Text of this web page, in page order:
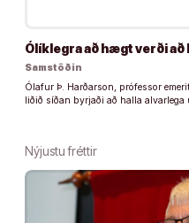
Ólíklegra að hægt verði að
Samstöðin
Ólafur Þ. Harðarson, prófessor
liðið síðan byrjaði að halla
Nýjustu fréttir